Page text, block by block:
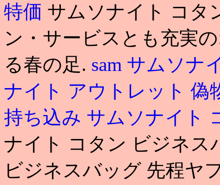
特価 サムソナイト コタ
ン・サービスとも充実
る春の足. sam サムソナ
ナイト アウトレット 偽
持ち込み サムソナイト
ナイト コタン ビジネス
ビジネスバッグ 先程ヤ